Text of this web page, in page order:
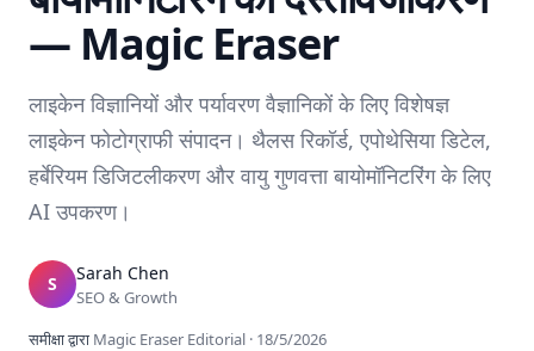
— Magic Eraser
लाइकेन विज्ञानियों और पर्यावरण वैज्ञानिकों के लिए विशेषज्ञ
लाइकेन फोटोग्राफी संपादन। थैलस रिकॉर्ड, एपोथेसिया डिटेल,
हर्बेरियम डिजिटलीकरण और वायु गुणवत्ता बायोमॉनिटरिंग के लिए
AI उपकरण।
S Sarah Chen
SEO & Growth
समीक्षा द्वारा Magic Eraser Editorial · 18/5/2026